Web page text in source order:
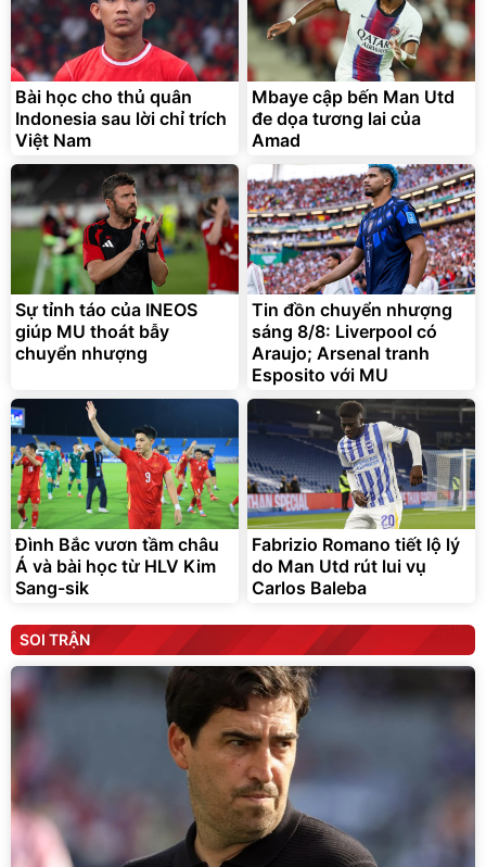
Bài học cho thủ quân
Indonesia sau lời chỉ trích
Việt Nam
Mbaye cập bến Man Utd
đe dọa tương lai của
Amad
Sự tỉnh táo của INEOS
giúp MU thoát bẫy
chuyển nhượng
Tin đồn chuyển nhượng
sáng 8/8: Liverpool có
Araujo; Arsenal tranh
Esposito với MU
Đình Bắc vươn tầm châu
Á và bài học từ HLV Kim
Sang-sik
Fabrizio Romano tiết lộ lý
do Man Utd rút lui vụ
Carlos Baleba
SOI TRẬN